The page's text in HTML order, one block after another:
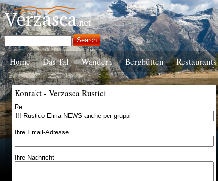
Home Das Tal Wandern Berghütten Restaurants
Kontakt - Verzasca Rustici
Re:
Ihre Email-Adresse
Ihre Nachricht